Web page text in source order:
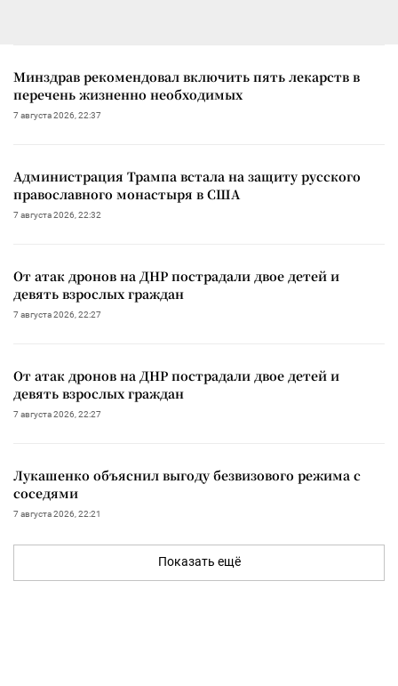
Минздрав рекомендовал включить пять лекарств в
перечень жизненно необходимых
7 августа 2026, 22:37
Администрация Трампа встала на защиту русского
православного монастыря в США
7 августа 2026, 22:32
От атак дронов на ДНР пострадали двое детей и
девять взрослых граждан
7 августа 2026, 22:27
От атак дронов на ДНР пострадали двое детей и
девять взрослых граждан
7 августа 2026, 22:27
Лукашенко объяснил выгоду безвизового режима с
соседями
7 августа 2026, 22:21
Показать ещё